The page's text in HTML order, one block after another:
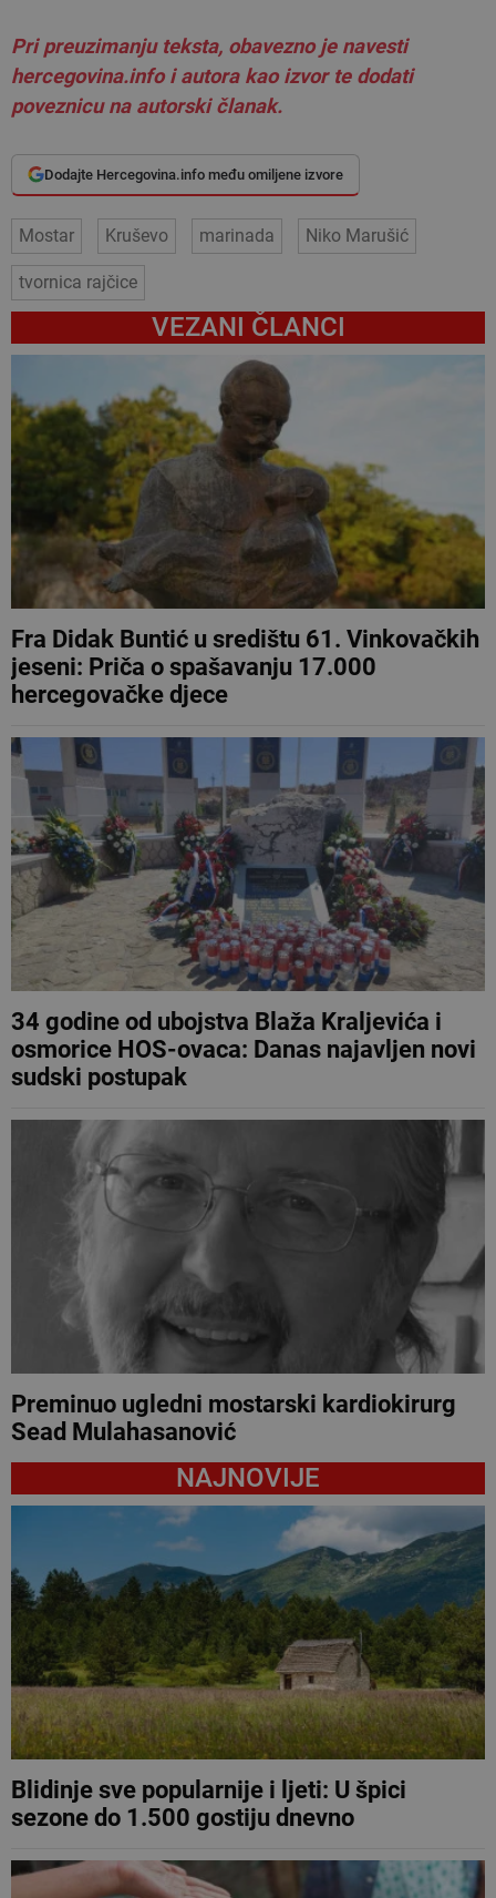
Pri preuzimanju teksta, obavezno je navesti
hercegovina.info i autora kao izvor te dodati
poveznicu na autorski članak.
Dodajte Hercegovina.info među omiljene izvore
Mostar Kruševo marinada Niko Marušić
tvornica rajčice
VEZANI ČLANCI
Fra Didak Buntić u središtu 61. Vinkovačkih
jeseni: Priča o spašavanju 17.000
hercegovačke djece
34 godine od ubojstva Blaža Kraljevića i
osmorice HOS-ovaca: Danas najavljen novi
sudski postupak
Preminuo ugledni mostarski kardiokirurg
Sead Mulahasanović
NAJNOVIJE
Blidinje sve popularnije i ljeti: U špici
sezone do 1.500 gostiju dnevno